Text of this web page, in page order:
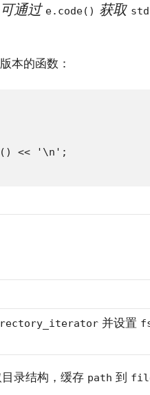
可通过 e.code() 获取
版本的函数：
<< '\n';
并设置
录结构，缓存 path 到